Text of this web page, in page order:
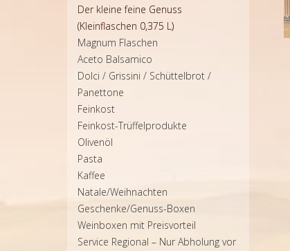
Der kleine feine Genuss
(Kleinflaschen 0,375 L)
Magnum Flaschen
Aceto Balsamico
Dolci / Grissini / Schüttelbrot /
Panettone
Feinkost
Feinkost-Trüffelprodukte
Olivenöl
Pasta
Kaffee
Natale/Weihnachten
Geschenke/Genuss-Boxen
Weinboxen mit Preisvorteil
Service Regional – Nur Abholung vor